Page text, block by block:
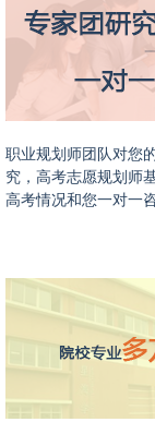
职业规划师团队对您
究，高考志愿规划师
高考情况和您一对一